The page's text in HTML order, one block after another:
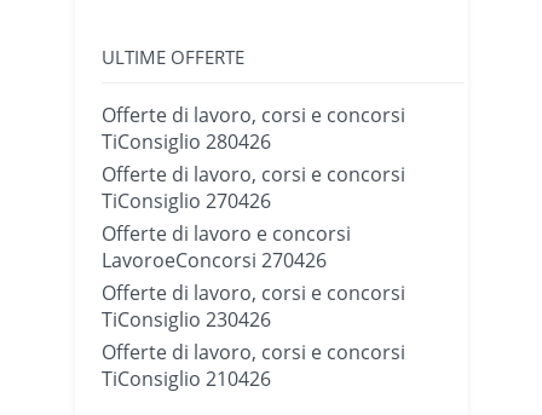
ULTIME OFFERTE
Offerte di lavoro, corsi e concorsi
TiConsiglio 280426
Offerte di lavoro, corsi e concorsi
TiConsiglio 270426
Offerte di lavoro e concorsi
LavoroeConcorsi 270426
Offerte di lavoro, corsi e concorsi
TiConsiglio 230426
Offerte di lavoro, corsi e concorsi
TiConsiglio 210426